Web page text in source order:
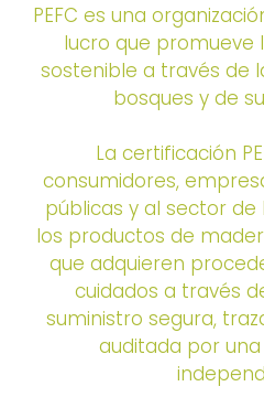
PEFC es una
lucro que promueve
sostenible a través de
bosques y de
La certificación
consumidores,
públicas y al sector de
los productos de
que adquieren
cuidados a través
suministro segura,
auditada por